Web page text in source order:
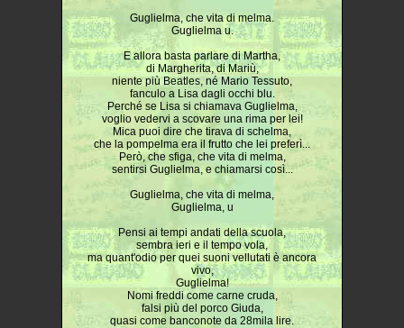
Guglielma, che vita di melma.
Guglielma u.
E allora basta parlare di Martha,
di Margherita, di Mariù,
niente più Beatles, né Mario Tessuto,
fanculo a Lisa dagli occhi blu.
Perché se Lisa si chiamava Guglielma,
voglio vedervi a scovare una rima per lei!
Mica puoi dire che tirava di schelma,
che la pompelma era il frutto che lei preferì...
Però, che sfiga, che vita di melma,
sentirsi Guglielma, e chiamarsi così...
Guglielma, che vita di melma,
Guglielma, u
Pensi ai tempi andati della scuola,
sembra ieri e il tempo vola,
ma quant'odio per quei suoni vellutati è ancora
vivo,
Guglielma!
Nomi freddi come carne cruda,
falsi più del porco Giuda,
quasi come banconote da 28mila lire.